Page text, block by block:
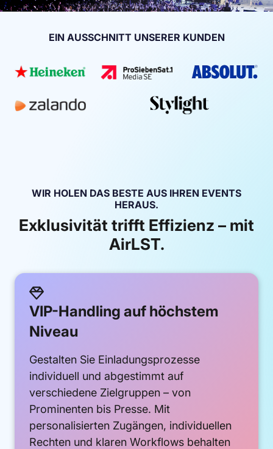
EIN AUSSCHNITT UNSERER KUNDEN
WIR HOLEN DAS BESTE AUS IHREN EVENTS
HERAUS.
Exklusivität trifft Effizienz – mit
AirLST.

VIP-Handling auf höchstem
Niveau
Gestalten Sie Einladungsprozesse
individuell und abgestimmt auf
verschiedene Zielgruppen – von
Prominenten bis Presse. Mit
personalisierten Zugängen, individuellen
Rechten und klaren Workflows behalten